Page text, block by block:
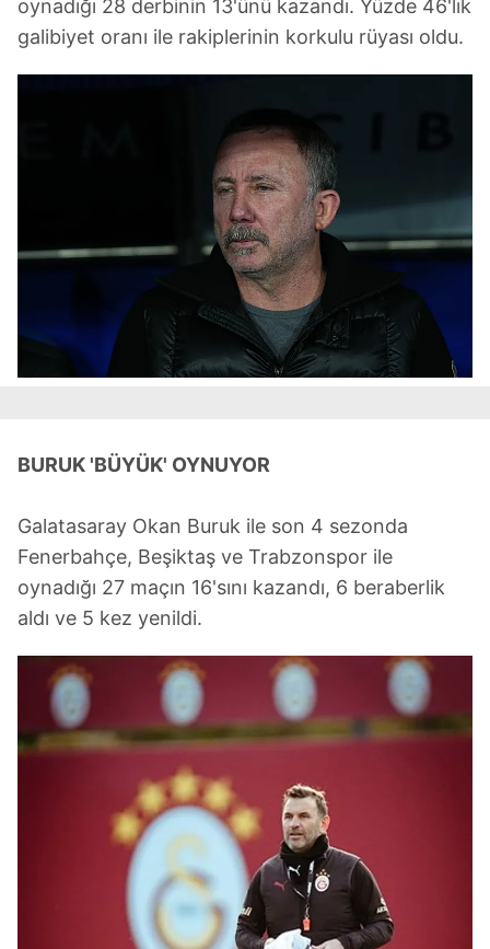
oynadığı 28 derbinin 13'ünü kazandı. Yüzde 46'lık
galibiyet oranı ile rakiplerinin korkulu rüyası oldu.
BURUK 'BÜYÜK' OYNUYOR
Galatasaray Okan Buruk ile son 4 sezonda
Fenerbahçe, Beşiktaş ve Trabzonspor ile
oynadığı 27 maçın 16'sını kazandı, 6 beraberlik
aldı ve 5 kez yenildi.